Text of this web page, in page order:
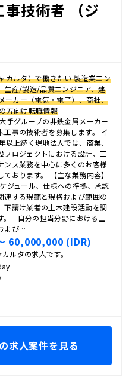
技術者 （ジ
カルタ）で働きたい 製造業エン
生産/製造/品質エンジニア、建
ーカー（電気・電子）、商社、
方向け転職情報
手グループの非鉄金属メーカー
工事の技術者を募集します。 イ
以上続く現地法人では、商業、
プロジェクトにおける設計、工
ンス業務を中心に多くのお客様
おります。 【主な業務内容】
ジュール、仕様への準拠、承認
連する規範と規格および範囲の
下請け業者の土木建設活動を調
。 - 自分の担当分野における土
よび…
60,000,000 (IDR)
ルタの求人です。
求人案件を見る